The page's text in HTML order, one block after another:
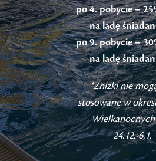
po 4. pobycie –
na ladę
po 9. pobycie –
na ladę
*Zniżki nie
stosowane w
24.12.-6.1.